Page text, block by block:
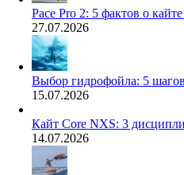
Pace Pro 2: 5 фактов о
27.07.2026
Выбор гидрофойла: 5
15.07.2026
Кайт Core NXS: 3
14.07.2026